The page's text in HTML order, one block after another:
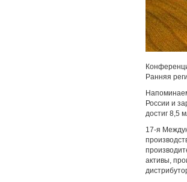
Ранняя
России и
достиг 8,5
17-я
активы,